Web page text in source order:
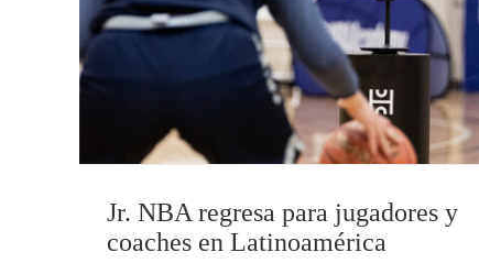
Jr. NBA regresa para jugadores y
coaches en Latinoamérica